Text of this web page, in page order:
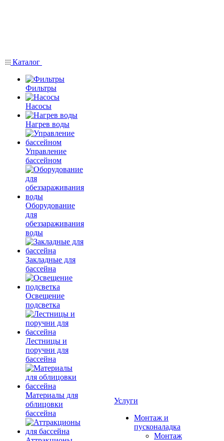
Каталог
Фильтры
Насосы
Нагрев воды
Управление
бассейном
Оборудование
для
обеззараживания
воды
Закладные для
бассейна
Освещение
подсветка
Лестницы и
поручни для
бассейна
Материалы для
облицовки
бассейна
Услуги
Монтаж и
пусконаладка
Монтаж